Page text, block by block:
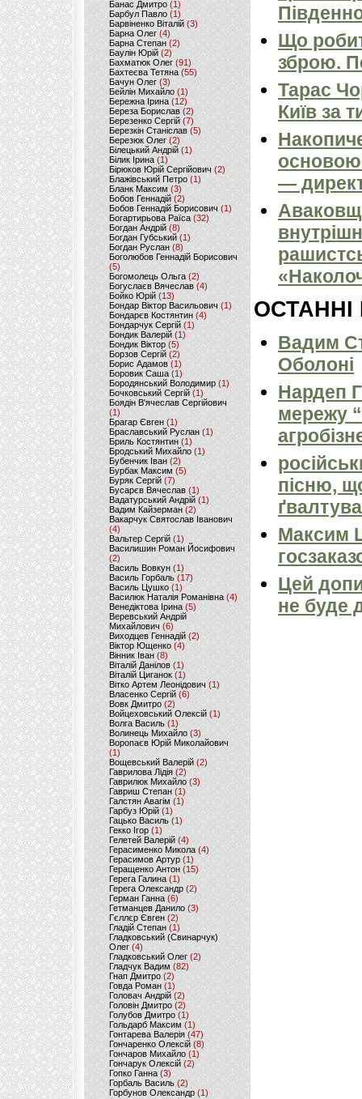
Банас Дмитро (1)
Барбул Павло(1)
Барвіненко Віталій(3)
Барна Олег (4)
Барна Степан (2)
Баулін Юрій (2)
Бахматюк Олег (91)
Бахтеєва Тетяна(55)
Бачун Олег (3)
Бейлін Михайло (1)
Бережна Ірина(12)
Береза Борислав(2)
Березенко Сергій (7)
Березкін Станіслав (5)
Березюк Олег(2)
Білецький Андрій (1)
Білик Ірина (1)
Бірюков Юрій Сергійович (2)
Блажівський Петро (1)
Бланк Максим(3)
Бобов Геннадій (2)
Бобов Геннадій Борисович (1)
Богартирьова Раїса (32)
Богдан Андрій(8)
Богдан Губський (1)
Богдан Руслан(8)
Боголюбов Геннадій Борисович
(5)
Богомолець Ольга (2)
Богуслаєв Вячеслав (4)
Бойко Юрій (13)
Бондар Віктор Васильович (1)
Бондарєв Костянтин (4)
Бондарчук Сергій(1)
Бондик Валерій (1)
Бондик Віктор(5)
Борзов Сергiй (2)
Борис Адамов(1)
Боровик Саша (1)
Бородянський Володимир (1)
Бочковський Сергій (1)
Боядін В'ячеслав Сергійович
(1)
Брагар Євген (1)
Браславський Руслан (1)
Бриль Костянтин (1)
Бродський Михайло (1)
Бубенчик Іван(2)
Бурбак Максим (5)
Буряк Сергій (7)
Бусарєв Вячеслав (1)
Вадатурський Андрій (1)
Вадим Кайзерман (2)
Вакарчук Святослав Іванович
(4)
Вальтер Сергій (1)
Василишин Роман Йосифович
(2)
Василь Вовкун (1)
Василь Горбаль (17)
Василь Цушко (1)
Василюк Наталія Романівна (4)
Венедіктова Ірина(5)
Веревський Андрій
Михайлович (6)
Виходцев Геннадій (2)
Віктор Ющенко (4)
Вінник Іван (8)
Віталій Данілов (1)
Віталій Циганок (1)
Вітко Артем Леонідович(1)
Власенко Сергій (6)
Вовк Дмитро(2)
Войцеховський Олексій(1)
Волга Василь (1)
Волинець Михайло (3)
Воропаєв Юрій Миколайович
(1)
Вощевський Валерій(2)
Гаврилова Лідія (2)
Гаврилюк Михайло (3)
Гавриш Степан (1)
Галстян Авагім (1)
Гарбуз Юрій (1)
Гацько Василь (1)
Гекко Ігор(1)
Гелетей Валерій (4)
Герасименко Микола (4)
Герасимов Артур (1)
Геращенко Антон(15)
Герега Галина (1)
Герега Олександр (2)
Герман Ганна (6)
Гетманцев Данило (3)
Гєллєр Євген (2)
Гладій Степан(1)
Гладковський (Свинарчук)
Олег (4)
Гладковський Олег (2)
Гладчук Вадим (82)
Гнап Дмитро (2)
Говда Роман(1)
Головач Андрій (2)
Головін Дмитро (2)
Голубов Дмитро (1)
Гольдарб Максим(1)
Гонтарева Валерія (47)
Гончаренко Олексій(8)
Гончаров Михайло (1)
Гончарук Олексій (2)
Гопко Ганна (3)
Горбаль Василь (2)
Горбунов Олександр (1)
Що
зброю.
Тарас
Київ за
основою
—
ОСТАННІ
Вадим
Оболоні
Нардеп
мережу
пісню,
Максим
Цей
не буде